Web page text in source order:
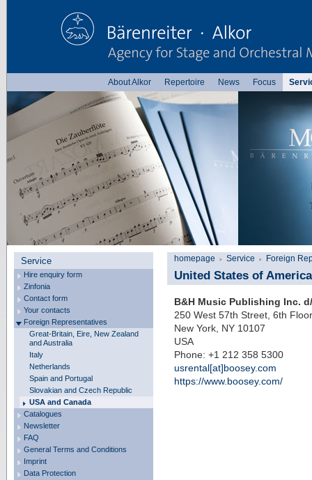
About Alkor Repertoire News Focus
Service
Hire enquiry form
Zinfonia
Contact form
Your contacts
Foreign Representatives
Great-Britain, Eire, New Zealand
and Australia
Italy
Netherlands
Spain and Portugal
Slovakian and Czech Republic
USA and Canada
Catalogues
Newsletter
FAQ
General Terms and Conditions
Imprint
Data Protection
homepage Service Foreign
United States of
B&H Music Publishing Inc.
250 West 57th Street, 6th Floor
New York, NY 10107
USA
Phone: +1 212 358 5300
usrental[at]boosey.com
https://www.boosey.com/